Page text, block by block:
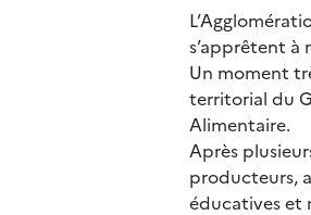
s’apprêtent à
Un moment
territorial du
Alimentaire.
Après
producteurs,
éducatives et